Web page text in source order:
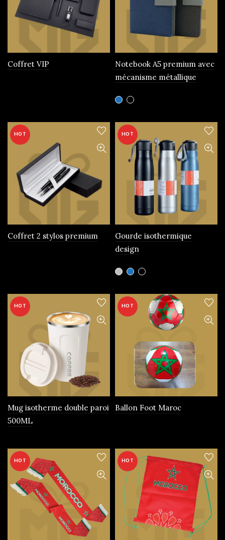
Coffret VIP
Notebook A5 premium avec
mécanisme métallique
Ce
produit
plusieurs
variations.
options
choisies
page
du
produit
HOT
Coffret 2 stylos premium
HOT
Gourde isothermique
design
Ce
produit
plusieurs
variations.
peuvent
choisies
page
du
HOT
Mug isotherme double paroi
500ML
HOT
Ballon Foot Maroc
HOT HOT